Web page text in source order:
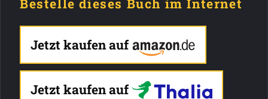
Bestelle dieses Buch im Internet
Jetzt kaufen auf
Jetzt kaufen auf